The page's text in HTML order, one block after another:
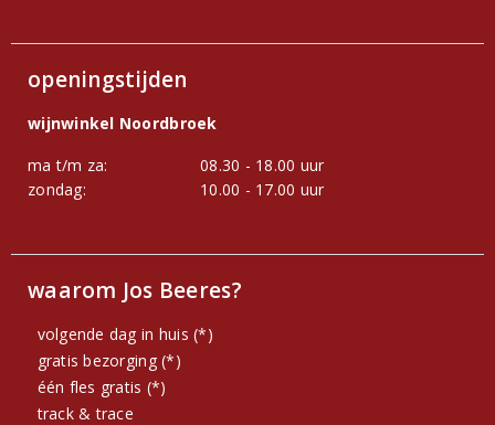
openingstijden
wijnwinkel Noordbroek
ma t/m za:
08.30 - 18.00 uur
zondag:
10.00 - 17.00 uur
waarom Jos Beeres?
volgende dag in huis (*)
gratis bezorging (*)
één fles gratis (*)
track & trace